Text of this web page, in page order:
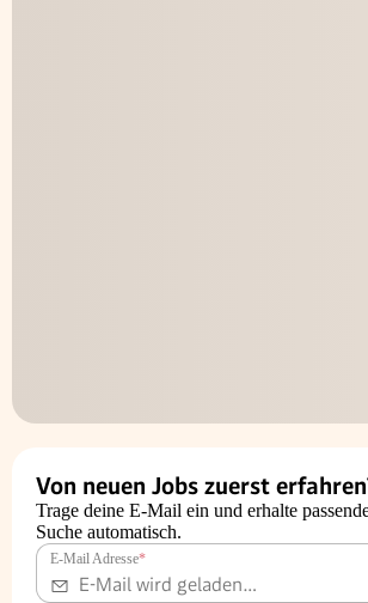
Von neuen Jobs zuerst
Trage deine E-Mail ein und erhalte
Suche automatisch.
E-Mail Adresse*